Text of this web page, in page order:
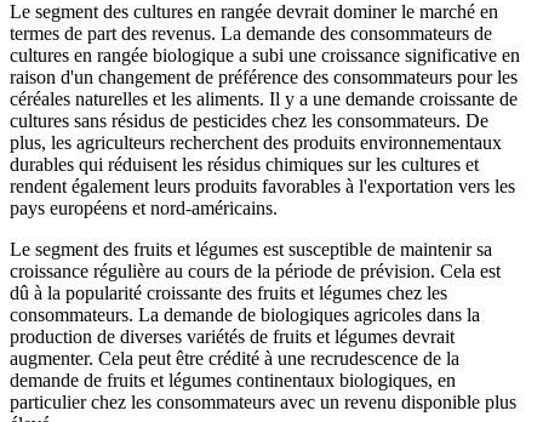
Le segment des cultures en rangée devrait dominer le marché en
termes de part des revenus. La demande des consommateurs de
cultures en rangée biologique a subi une croissance significative en
raison d'un changement de préférence des consommateurs pour les
céréales naturelles et les aliments. Il y a une demande croissante de
cultures sans résidus de pesticides chez les consommateurs. De
plus, les agriculteurs recherchent des produits environnementaux
durables qui réduisent les résidus chimiques sur les cultures et
rendent également leurs produits favorables à l'exportation vers les
pays européens et nord-américains.
Le segment des fruits et légumes est susceptible de maintenir sa
croissance régulière au cours de la période de prévision. Cela est
dû à la popularité croissante des fruits et légumes chez les
consommateurs. La demande de biologiques agricoles dans la
production de diverses variétés de fruits et légumes devrait
augmenter. Cela peut être crédité à une recrudescence de la
demande de fruits et légumes continentaux biologiques, en
particulier chez les consommateurs avec un revenu disponible plus